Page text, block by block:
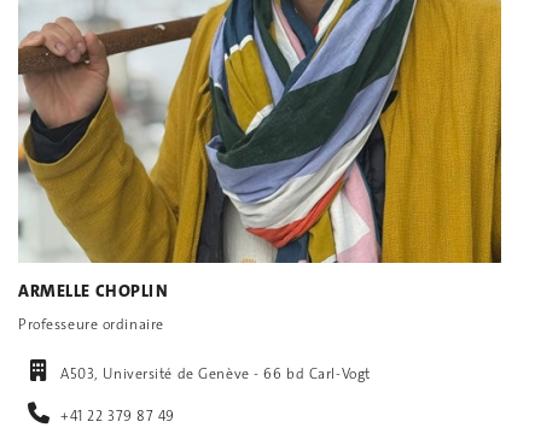
ARMELLE CHOPLIN
Professeure ordinaire
A503, Université de Genève - 66 bd Carl-Vogt
+41 22 379 87 49